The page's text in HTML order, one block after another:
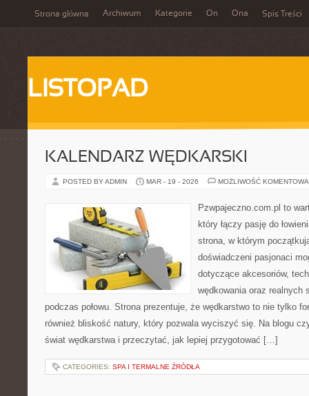
Strona główna Archiwum Kategorie On Ona Spis Treści
LISTOPAD
KALENDARZ WĘDKARSKI
POSTED BY ADMIN MAR - 19 - 2026 MOŻLIWOŚĆ
Pzwpajeczno.com.pl to
który łączy pasję do
strona, w którym
doświadczeni pasjonaci
dotyczące akcesoriów,
wędkowania oraz realnych
podczas połowu. Strona prezentuje, że wędkarstwo to nie tylko
również bliskość natury, który pozwala wyciszyć się. Na blogu
świat wędkarstwa i przeczytać, jak lepiej przygotować […]
CATEGORIES: SPA I TERMALNE ŹRÓDŁA